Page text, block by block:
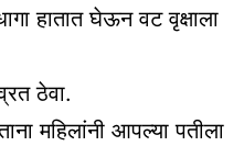
हातात घेऊन वट वृक्षाला
ठेवा.
महिलांनी आपल्या पतीला